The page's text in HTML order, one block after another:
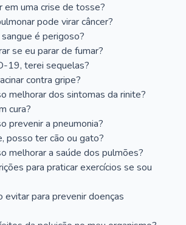
em uma crise de tosse?
pode virar câncer?
é perigoso?
se eu parar de fumar?
19, terei sequelas?
contra gripe?
melhorar dos sintomas da rinite?
cura?
prevenir a pneumonia?
posso ter cão ou gato?
melhorar a saúde dos pulmões?
para praticar exercícios se sou
evitar para prevenir doenças